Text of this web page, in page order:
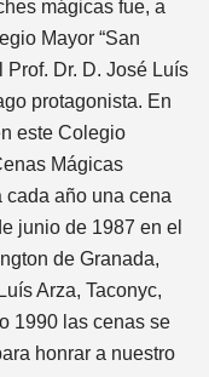
mágicas fue, a
Mayor “San
Prof. Dr. D. José Luís
protagonista. En
este Colegio
Mágicas
año una cena
junio de 1987 en el
de Granada,
Arza, Taconyc,
1990 las cenas se
honrar a nuestro